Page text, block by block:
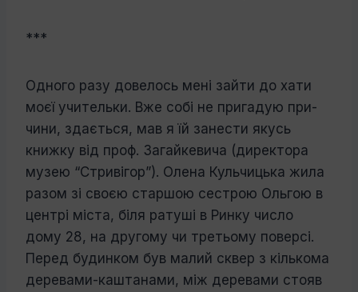
***
Одного разу довелось мені зайти до хати
моєї учительки. Вже собі не пригадую при­
чини, здається, мав я їй занести якусь
книжку від проф. Загайкевича (директора
музею “Стривігор”). Олена Кульчицька жила
разом зі своєю старшою сестрою Ольгою в
центрі міста, біля ратуші в Ринку число
дому 28, на другому чи третьому по­версі.
Перед будинком був малий сквер з кількома
деревами-каштанами, між дере­вами стояв